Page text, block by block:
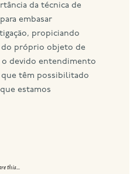
da técnica de
embasar
propiciando
do próprio objeto de
o devido entendimento
têm possibilitado
estamos
this...